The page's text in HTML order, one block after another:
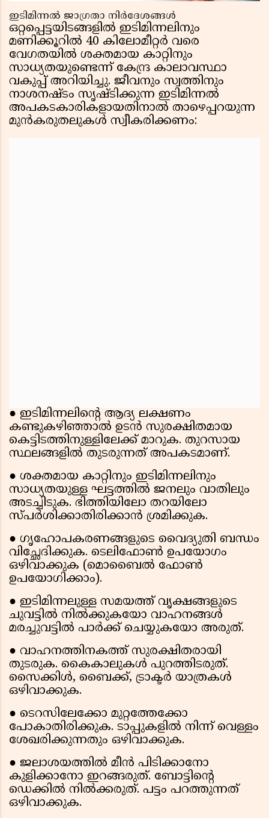
ഇടിമിന്നൽ ജാഗ്രതാ നിർദേശങ്ങൾ
ഒറ്റപ്പെട്ടയിടങ്ങളിൽ ഇടിമിന്നലിനും
മണിക്കൂറിൽ 40 കിലോമീറ്റർ വരെ
വേഗതയിൽ ശക്തമായ കാറ്റിനും
സാധ്യതയുണ്ടെന്ന് കേന്ദ്ര കാലാവസ്ഥാ
വകുപ്പ് അറിയിച്ചു. ജീവനും സ്വത്തിനും
നാശനഷ്ടം സൃഷ്ടിക്കുന്ന ഇടിമിന്നൽ
അപകടകാരികളായതിനാൽ താഴെപ്പറയുന്ന
മുൻകരുതലുകൾ സ്വീകരിക്കണം:
● ഇടിമിന്നലിൻ്റെ ആദ്യ ലക്ഷണം
കണ്ടുകഴിഞ്ഞാൽ ഉടൻ സുരക്ഷിതമായ
കെട്ടിടത്തിനുള്ളിലേക്ക് മാറുക. തുറസായ
സ്ഥലങ്ങളിൽ തുടരുന്നത് അപകടമാണ്.
● ശക്തമായ കാറ്റിനും ഇടിമിന്നലിനും
സാധ്യതയുള്ള ഘട്ടത്തിൽ ജനലും വാതിലും
അടച്ചിടുക. ഭിത്തിയിലോ തറയിലോ
സ്പർശിക്കാതിരിക്കാൻ ശ്രമിക്കുക.
● ഗൃഹോപകരണങ്ങളുടെ വൈദ്യുതി ബന്ധം
വിച്ഛേദിക്കുക. ടെലിഫോൺ ഉപയോഗം
ഒഴിവാക്കുക (മൊബൈൽ ഫോൺ
ഉപയോഗിക്കാം).
● ഇടിമിന്നലുള്ള സമയത്ത് വൃക്ഷങ്ങളുടെ
ചുവട്ടിൽ നിൽക്കുകയോ വാഹനങ്ങൾ
മരച്ചുവട്ടിൽ പാർക്ക് ചെയ്യുകയോ അരുത്.
● വാഹനത്തിനകത്ത് സുരക്ഷിതരായി
തുടരുക. കൈകാലുകൾ പുറത്തിടരുത്.
സൈക്കിൾ, ബൈക്ക്, ട്രാക്ടർ യാത്രകൾ
ഒഴിവാക്കുക.
● ടെറസിലേക്കോ മുറ്റത്തേക്കോ
പോകാതിരിക്കുക. ടാപ്പുകളിൽ നിന്ന് വെള്ളം
ശേഖരിക്കുന്നതും ഒഴിവാക്കുക.
● ജലാശയത്തിൽ മീൻ പിടിക്കാനോ
കുളിക്കാനോ ഇറങ്ങരുത്. ബോട്ടിൻ്റെ
ഡെക്കിൽ നിൽക്കരുത്. പട്ടം പറത്തുന്നത്
ഒഴിവാക്കുക.